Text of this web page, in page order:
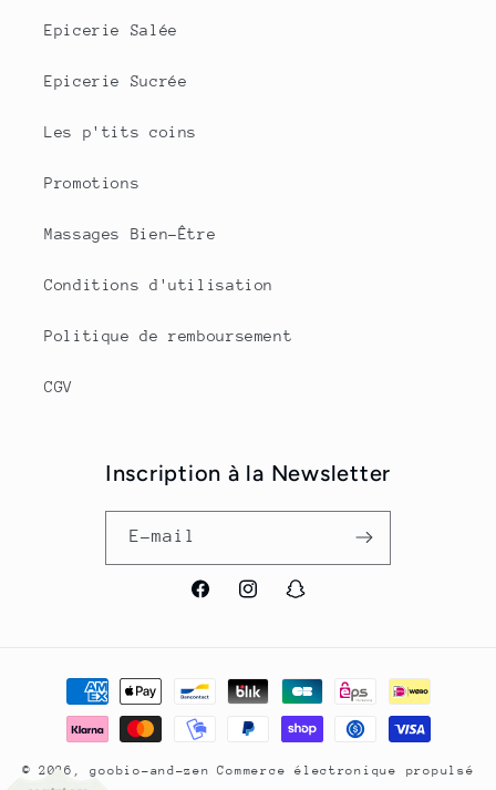
Epicerie Salée
Epicerie Sucrée
Les p'tits coins
Promotions
Massages Bien-Être
Conditions d'utilisation
Politique de remboursement
CGV
Inscription à la Newsletter
E-mail
FacebookInstagramSnapchat
Moyens
paiement
© 2026,goobio-and-zen Commerce électronique propulsé